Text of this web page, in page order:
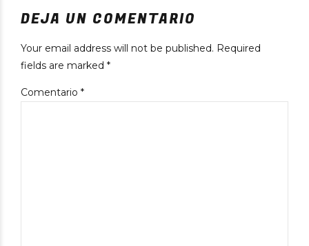
DEJA UN COMENTARIO
Your email address will not be published. Required
fields are marked *
Comentario *